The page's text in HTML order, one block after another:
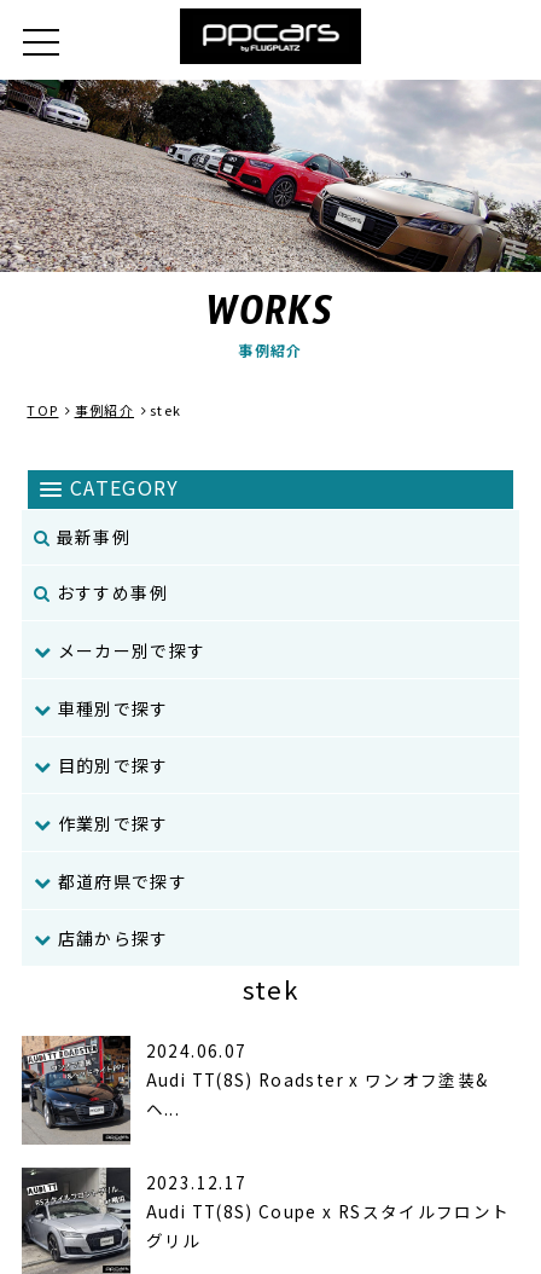
WORKS
事例紹介
TOP 事例紹介 stek
最新事例
おすすめ事例
メーカー別で探す
車種別で探す
目的別で探す
作業別で探す
都道府県で探す
店舗から探す
stek
2024.06.07
Audi TT(8S) Roadster x ワンオフ塗装&
ヘ...
2023.12.17
Audi TT(8S) Coupe x RSスタイルフロント
グリル